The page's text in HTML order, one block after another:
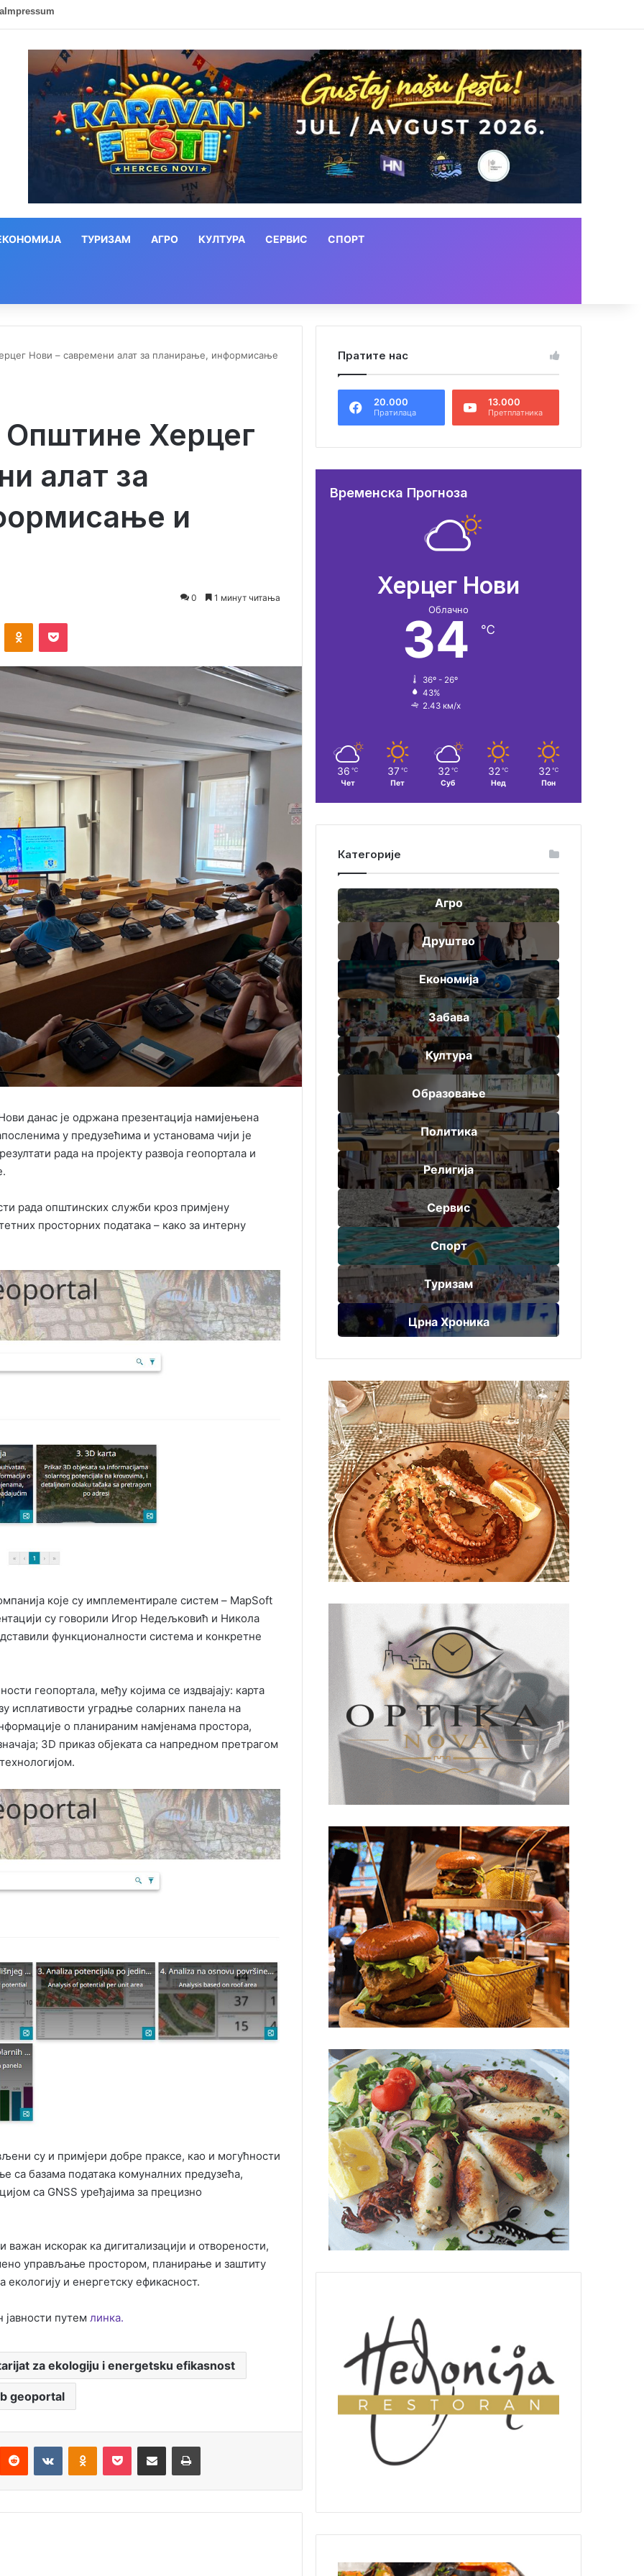
Impressum
ТУРИЗАМ АГРО КУЛТУРА СЕРВИС СПОРТ
Нови – савремени алат за планирање, информисање
Општине Херцег
алат за
и
0 1 минут читања
данас је одржана презентација намијењена
у предузећима и установама чији је
рада на пројекту развоја геопортала и
рада општинских служби кроз примјену
просторних података – како за интерну
које су имплементирале систем – MapSoft
су говорили Игор Недељковић и Никола
функционалности система и конкретне
геопортала, међу којима се издвајају: карта
исплативости уградње соларних панела на
о планираним намјенама простора,
3D приказ објеката са напредном претрагом
су и примјери добре праксе, као и могућности
са базама података комуналних предузећа,
са GNSS уређајима за прецизно
искорак ка дигитализацији и отворености,
управљање простором, планирање и заштиту
екологију и енергетску ефикасност.
путем линка.
za ekologiju i energetsku efikasnost
geoportal
Пратите нас
20.000
Пратилаца
13.000
Претплатника
Временска Прогноза
Херцег Нови
Облачно
34 ℃
36º - 26º
43%
2.43 км/х
36 ℃
Чет
37 ℃
Пет
32 ℃
Суб
32 ℃
Нед
32 ℃
Пон
Категорије
Агро
Друштво
Економија
Забава
Култура
Образовање
Политика
Религија
Сервис
Спорт
Туризам
Црна Хроника